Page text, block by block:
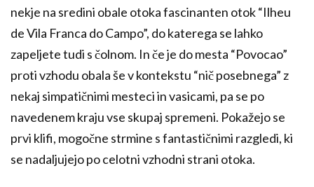
nekje na sredini obale otoka fascinanten otok “Ilheu
de Vila Franca do Campo”, do katerega se lahko
zapeljete tudi s čolnom. In če je do mesta “Povocao”
proti vzhodu obala še v kontekstu “nič posebnega” z
nekaj simpatičnimi mesteci in vasicami, pa se po
navedenem kraju vse skupaj spremeni. Pokažejo se
prvi klifi, mogočne strmine s fantastičnimi razgledi, ki
se nadaljujejo po celotni vzhodni strani otoka.